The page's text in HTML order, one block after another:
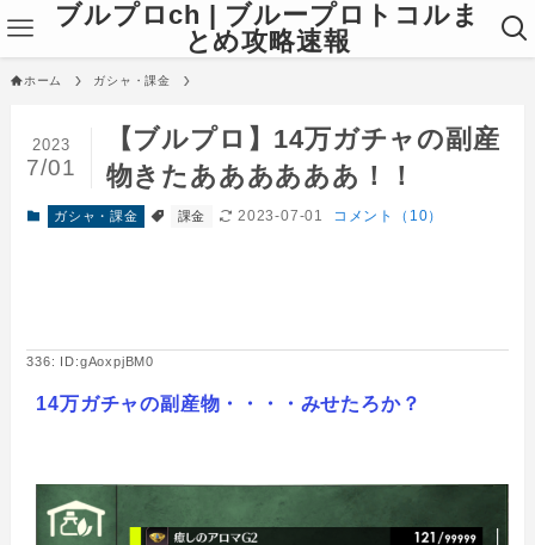
ブルプロch | ブループロトコルま
とめ攻略速報
ホーム ガシャ・課金
【ブルプロ】14万ガチャの副産
物きたああああああ！！
2023
7/01
ガシャ・課金 課金 2023-07-01 コメント（10）
336: ID:gAoxpjBM0
14万ガチャの副産物・・・・みせたろか？